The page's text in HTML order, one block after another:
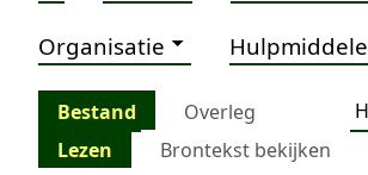
Organisatie
Bestand Overleg
Lezen
Brontekst bekijken